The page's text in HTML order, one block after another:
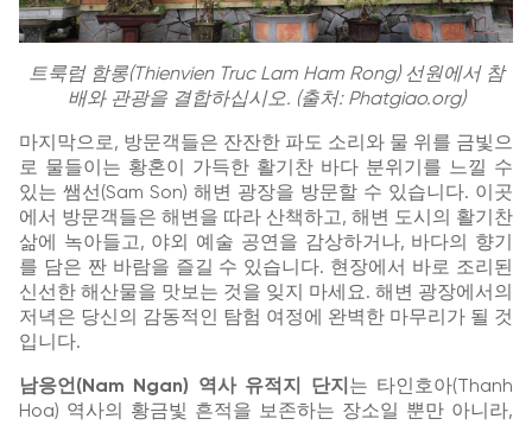
트룩럼 함롱(Thienvien Truc Lam Ham Rong) 선원에서 참
배와 관광을 결합하십시오. (출처: Phatgiao.org)
마지막으로, 방문객들은 잔잔한 파도 소리와 물 위를 금빛으
로 물들이는 황혼이 가득한 활기찬 바다 분위기를 느낄 수
있는 쌤선(Sam Son) 해변 광장을 방문할 수 있습니다. 이곳
에서 방문객들은 해변을 따라 산책하고, 해변 도시의 활기찬
삶에 녹아들고, 야외 예술 공연을 감상하거나, 바다의 향기
를 담은 짠 바람을 즐길 수 있습니다. 현장에서 바로 조리된
신선한 해산물을 맛보는 것을 잊지 마세요. 해변 광장에서의
저녁은 당신의 감동적인 탐험 여정에 완벽한 마무리가 될 것
입니다.
남응언(Nam Ngan) 역사 유적지 단지 는 타인호아(Thanh
Hoa) 역사의 황금빛 흔적을 보존하는 장소일 뿐만 아니라,